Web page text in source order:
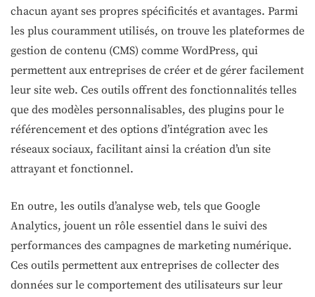
chacun ayant ses propres spécificités et avantages. Parmi
les plus couramment utilisés, on trouve les plateformes de
gestion de contenu (CMS) comme WordPress, qui
permettent aux entreprises de créer et de gérer facilement
leur site web. Ces outils offrent des fonctionnalités telles
que des modèles personnalisables, des plugins pour le
référencement et des options d’intégration avec les
réseaux sociaux, facilitant ainsi la création d’un site
attrayant et fonctionnel.
En outre, les outils d’analyse web, tels que Google
Analytics, jouent un rôle essentiel dans le suivi des
performances des campagnes de marketing numérique.
Ces outils permettent aux entreprises de collecter des
données sur le comportement des utilisateurs sur leur